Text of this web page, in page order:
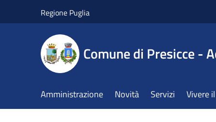
Regione Puglia
Comune di Presicce -
Amministrazione Novità Servizi Vivere